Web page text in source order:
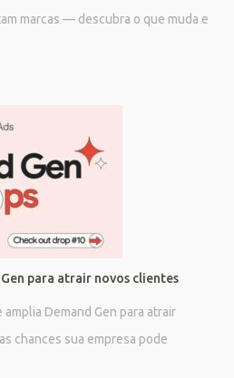
marcas — descubra o que muda e
para atrair novos clientes
Demand Gen para atrair
chances sua empresa pode